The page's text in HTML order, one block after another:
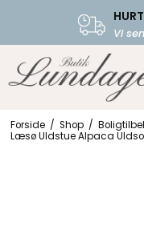
Vi
Forside / Shop /
Læsø Uldstue Alpaca